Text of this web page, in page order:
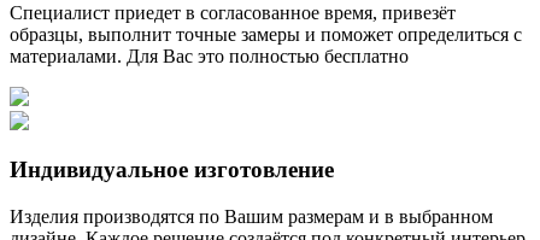
Специалист приедет в согласованное время, привезёт
образцы, выполнит точные замеры и поможет определиться с
материалами. Для Вас это полностью бесплатно
Индивидуальное изготовление
Изделия производятся по Вашим размерам и в выбранном